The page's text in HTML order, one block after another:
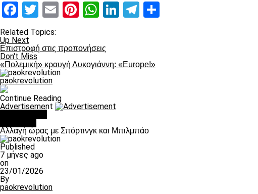
Facebook
Twitter
EmailPinterest
WhatsApp
LinkedIn
Telegram
Related Topics:
Up Next
Επιστροφή στις προπονήσεις
Don't Miss
«Πολεμική» κραυγή Λυκογιάννη: «Europe!»
paokrevolution
Continue Reading
Advertisement
Αλλαγή ώρας με Σπόρτινγκ και Μπιλμπάο
Published
7 μήνες ago
on
23/01/2026
By
paokrevolution